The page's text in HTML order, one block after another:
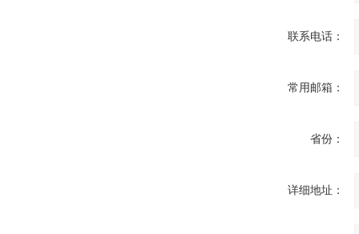
联系电话：
常用邮箱：
省份：
详细地址：